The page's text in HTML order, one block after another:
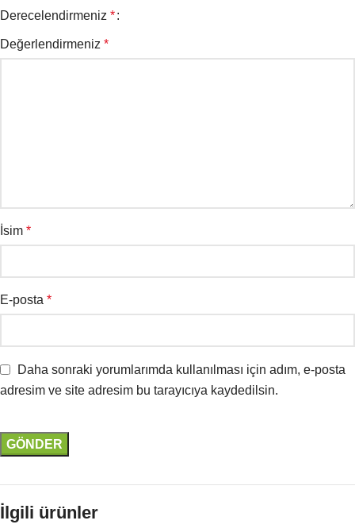
Derecelendirmeniz *
Değerlendirmeniz *
İsim *
E-posta *
Daha sonraki yorumlarımda kullanılması için adım, e-posta
adresim ve site adresim bu tarayıcıya kaydedilsin.
İlgili ürünler